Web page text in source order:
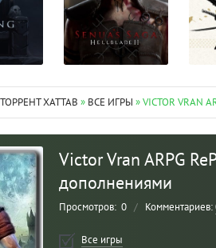
XATTAB » ВСЕ ИГРЫ » VICTOR VRAN
Victor Vran ARPG
дополнениями
Просмотров: 0 / Комментариев:
Все игры